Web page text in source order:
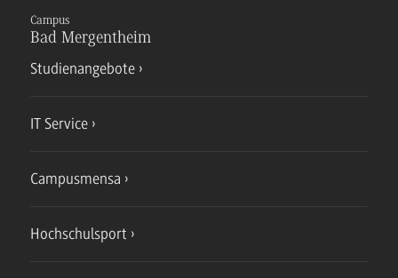
Campus
Bad Mergentheim
Studienangebote
IT Service
Campusmensa
Hochschulsport